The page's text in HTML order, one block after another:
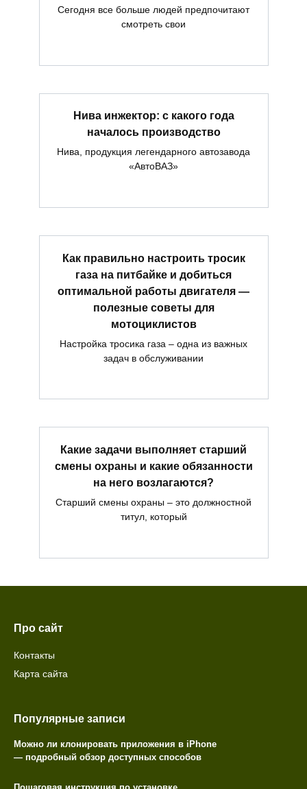
Сегодня все больше людей предпочитают
смотреть свои
Нива инжектор: с какого года
началось производство
Нива, продукция легендарного автозавода
«АвтоВАЗ»
Как правильно настроить тросик
газа на питбайке и добиться
оптимальной работы двигателя —
полезные советы для
мотоциклистов
Настройка тросика газа – одна из важных
задач в обслуживании
Какие задачи выполняет старший
смены охраны и какие обязанности
на него возлагаются?
Старший смены охраны – это должностной
титул, который
Про сайт
Контакты
Карта сайта
Популярные записи
Можно ли клонировать приложения в iPhone
— подробный обзор доступных способов